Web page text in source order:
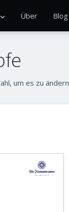
Über Blog
um es zu ändern
Ihr Firmenname
Ihre Basislinie